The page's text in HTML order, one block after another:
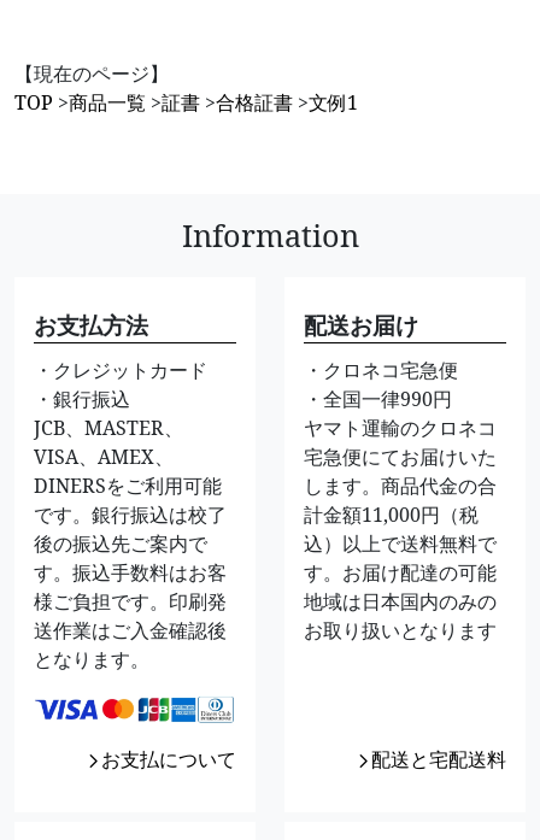
【現在のページ】
TOP >商品一覧 >証書 >合格証書 >文例1
Information
お支払方法
・クレジットカード
・銀行振込
JCB、MASTER、
VISA、AMEX、
DINERSをご利用可能
です。銀行振込は校了
後の振込先ご案内で
す。振込手数料はお客
様ご負担です。印刷発
送作業はご入金確認後
となります。
お支払について
配送お届け
・クロネコ宅急便
・全国一律990円
ヤマト運輸のクロネコ
宅急便にてお届けいた
します。商品代金の合
計金額11,000円（税
込）以上で送料無料で
す。お届け配達の可能
地域は日本国内のみの
お取り扱いとなります
配送と宅配送料